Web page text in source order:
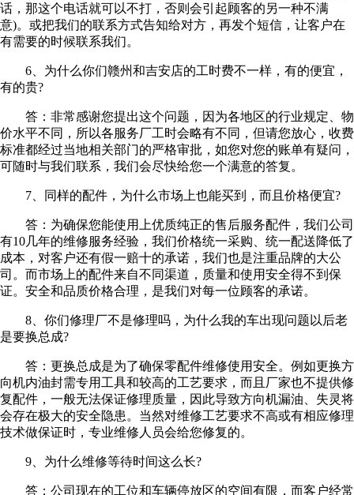
话，那这个电话就可以不打，否则会引起顾客的另一种不满
意)。或把我们的联系方式告知给对方，再发个短信，让客户在
有需要的时候联系我们。
6、为什么你们赣州和吉安店的工时费不一样，有的便宜，
有的贵?
答：非常感谢您提出这个问题，因为各地区的行业规定、物
价水平不同，所以各服务厂工时会略有不同，但请您放心，收费
标准都经过当地相关部门的严格审批，如您对您的账单有疑问，
可随时与我们联系，我们会尽快给您一个满意的答复。
7、同样的配件，为什么市场上也能买到，而且价格便宜?
答：为确保您能使用上优质纯正的售后服务配件，我们公司
有10几年的维修服务经验，我们价格统一采购、统一配送降低了
成本，对客户还有假一赔十的承诺，我们也是注重品牌的大公
司。而市场上的配件来自不同渠道，质量和使用安全得不到保
证。安全和品质价格合理，是我们对每一位顾客的承诺。
8、你们修理厂不是修理吗，为什么我的车出现问题以后老
是要换总成?
答：更换总成是为了确保零配件维修使用安全。例如更换方
向机内油封需专用工具和较高的工艺要求，而且厂家也不提供修
复配件，一般无法保证修理质量，因此导致方向机漏油、失灵将
会存在极大的安全隐患。当然对维修工艺要求不高或有相应修理
技术做保证时，专业维修人员会给您修复的。
9、为什么维修等待时间这么长?
答：公司现在的工位和车辆停放区的空间有限，而客户经常